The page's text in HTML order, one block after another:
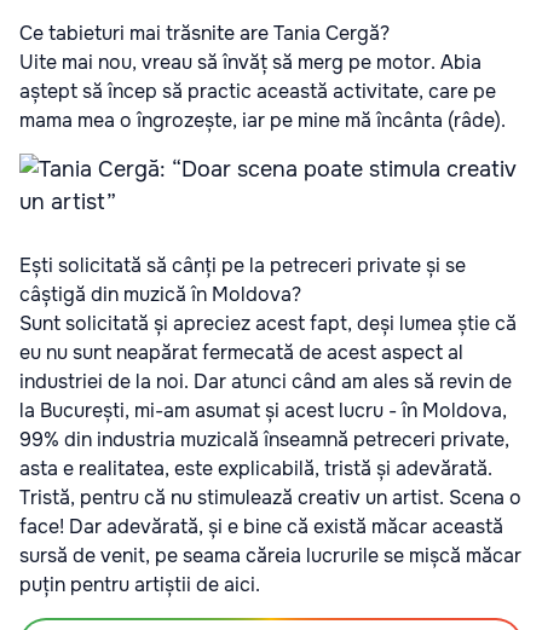
Ce tabieturi mai trăsnite are Tania Cergă?
Uite mai nou, vreau să învăț să merg pe motor. Abia
aștept să încep să practic această activitate, care pe
mama mea o îngrozește, iar pe mine mă încânta (râde).
Ești solicitată să cânți pe la petreceri private și se
câștigă din muzică în Moldova?
Sunt solicitată și apreciez acest fapt, deși lumea știe că
eu nu sunt neapărat fermecată de acest aspect al
industriei de la noi. Dar atunci când am ales să revin de
la București, mi-am asumat și acest lucru - în Moldova,
99% din industria muzicală înseamnă petreceri private,
asta e realitatea, este explicabilă, tristă și adevărată.
Tristă, pentru că nu stimulează creativ un artist. Scena o
face! Dar adevărată, și e bine că există măcar această
sursă de venit, pe seama căreia lucrurile se mișcă măcar
puțin pentru artiștii de aici.